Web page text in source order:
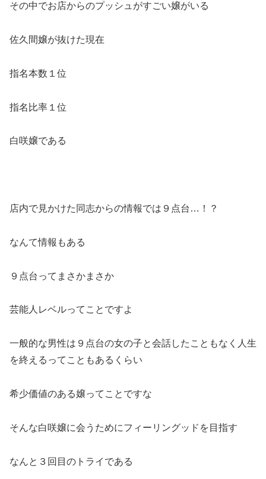
その中でお店からのプッシュがすごい嬢がいる
佐久間嬢が抜けた現在
指名本数１位
指名比率１位
白咲嬢である
店内で見かけた同志からの情報では９点台…！？
なんて情報もある
９点台ってまさかまさか
芸能人レベルってことですよ
一般的な男性は９点台の女の子と会話したこともなく人生
を終える ってこともあるくらい
希少価値のある嬢ってことですな
そんな白咲嬢に会うためにフィーリングッドを目指す
なんと３回目のトライである